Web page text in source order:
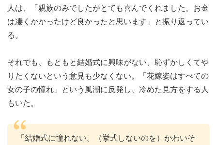
人は、「親族のみでしたがとても喜んでくれました。お金
は凄くかかったけど良かったと思います」と振り返ってい
る。
それでも、もともと結婚式に興味がない、恥ずかしくてや
りたくないという意見も少なくない。「花嫁姿はすべての
女の子の憧れ」という風潮に反発し、冷めた見方をする人
もいた。
「結婚式に憧れない。（挙式しないのを）かわいそ